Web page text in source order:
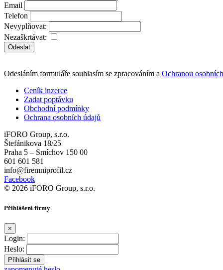
Email
Telefon
Nevyplňovat:
Nezaškrtávat:
Odeslat
Odesláním formuláře souhlasím se zpracováním a Ochranou
Ceník inzerce
Zadat poptávku
Obchodní podmínky
Ochrana osobních údajů
iFORO Group, s.r.o.
Štefánikova 18/25
Praha 5 – Smíchov 150 00
601 601 581
info@firemniprofil.cz
Facebook
© 2026 iFORO Group, s.r.o.
Přihlášení firmy
×
Login:
Heslo: